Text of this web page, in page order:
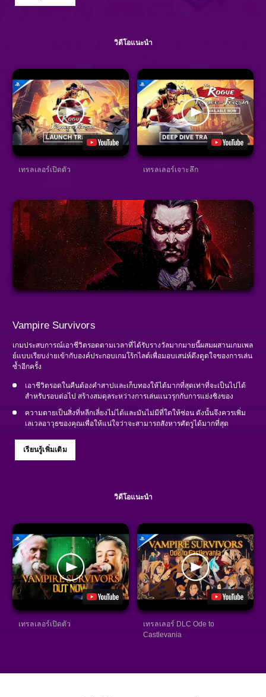
วิดีโอแนะนำ
เทรลเลอร์เปิดตัว เทรลเลอร์เจาะลึก
Vampire Survivors
เกมประสบการณ์เอาชีวิตรอดตามเวลาที่ได้รับรางวัลมากมายนี้ผสมผสานเกมเพล
ย์แบบเรียบง่ายเข้ากับองค์ประกอบเกมโร้กไลต์เพื่อมอบเสน่ห์ดึงดูดใจของการเล่น
ซ้ำอีกครั้ง
เอาชีวิตรอดในคืนต้องคำสาปและเก็บทองให้ได้มากที่สุดเท่าที่จะเป็นไปได้
สำหรับรอบต่อไป สร้างสมดุลระหว่างการเล่นแนวรุกกับการแย่งชิงของ
ความตายเป็นสิ่งที่หลีกเลี่ยงไม่ได้และมันไม่มีที่ใดให้ซ่อน ดังนั้นจึงควรเพิ่ม
เลเวลอาวุธของคุณเพื่อให้แน่ใจว่าจะสามารถสังหารศัตรูได้มากที่สุด
เรียนรู้เพิ่มเติม
วิดีโอแนะนำ
เทรลเลอร์เปิดตัว
เทรลเลอร์ DLC Ode to
Castlevania